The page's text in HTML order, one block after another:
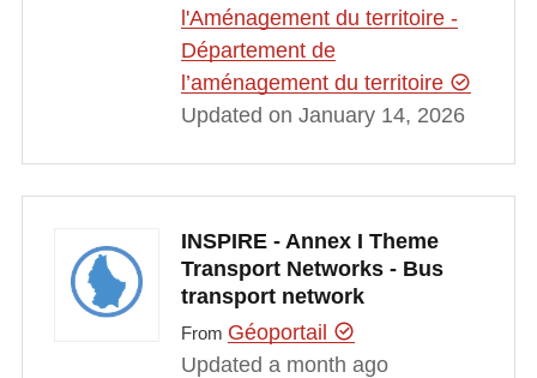
l'Aménagement du territoire -
Département de
l’aménagement du territoire
Updated on January 14, 2026
INSPIRE - Annex I Theme
Transport Networks - Bus
transport network
From Géoportail
Updated a month ago